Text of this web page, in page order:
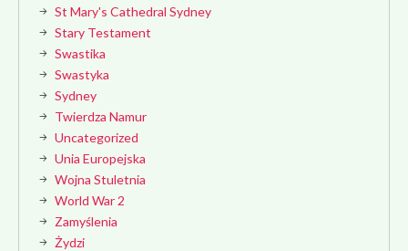
St Mary's Cathedral Sydney
Stary Testament
Swastika
Swastyka
Sydney
Twierdza Namur
Uncategorized
Unia Europejska
Wojna Stuletnia
World War 2
Zamyślenia
Żydzi